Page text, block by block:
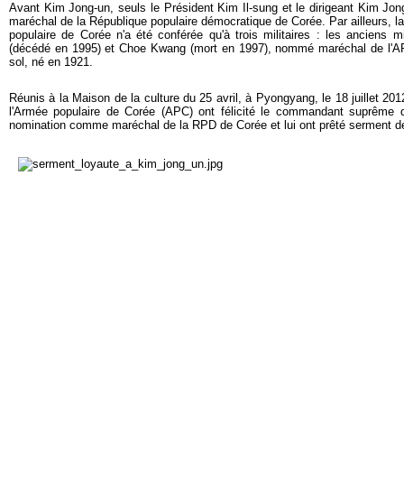
Avant Kim Jong-un, seuls le Président Kim Il-sung et le dirigeant Kim
maréchal de la République populaire démocratique de Corée. Par ailleurs,
populaire de Corée n'a été conférée qu'à trois militaires : les anciens
(décédé en 1995) et Choe Kwang (mort en 1997), nommé maréchal de
sol, né en 1921.
Réunis à la Maison de la culture du 25 avril, à Pyongyang, le 18 juillet
l'Armée populaire de Corée (APC) ont félicité le commandant
nomination comme maréchal de la RPD de Corée et lui ont prêté serment